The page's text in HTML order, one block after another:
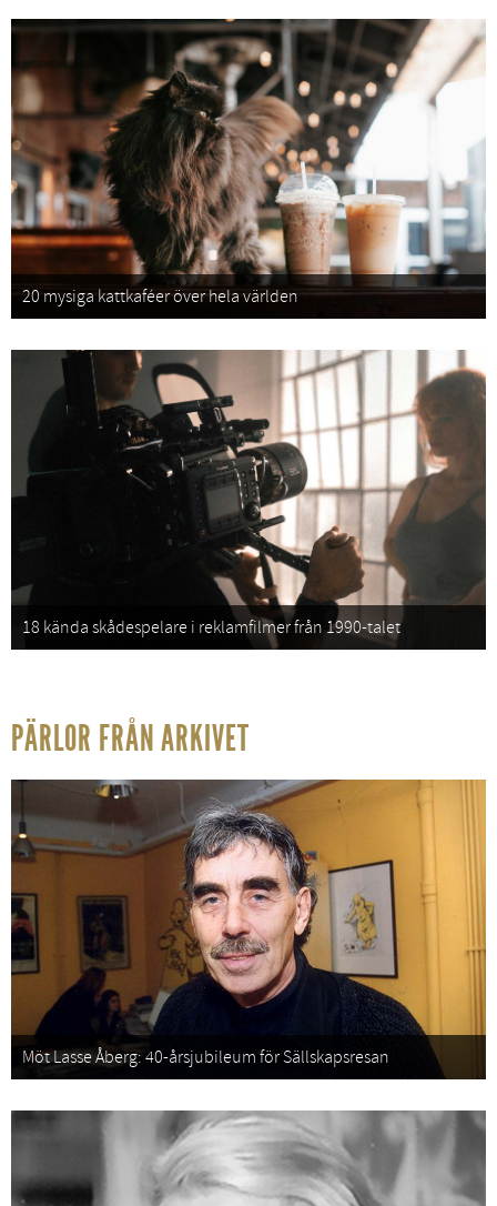
20 mysiga kattkaféer över hela världen
18 kända skådespelare i reklamfilmer från 1990-talet
PÄRLOR FRÅN ARKIVET
Möt Lasse Åberg: 40-årsjubileum för Sällskapsresan